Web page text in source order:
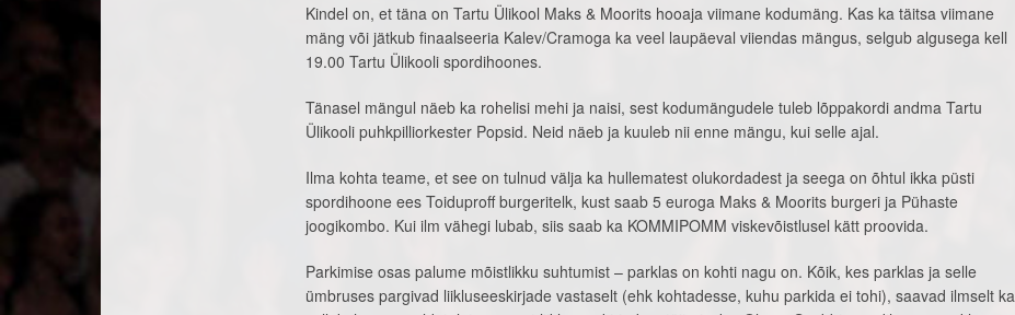
Kindel on, et täna on Tartu Ülikool Maks & Moorits hooaja viimane kodumäng. Kas ka täitsa viimane
mäng või jätkub finaalseeria Kalev/Cramoga ka veel laupäeval viiendas mängus, selgub algusega kell
19.00 Tartu Ülikooli spordihoones.
Tänasel mängul näeb ka rohelisi mehi ja naisi, sest kodumängudele tuleb lõppakordi andma Tartu
Ülikooli puhkpilliorkester Popsid. Neid näeb ja kuuleb nii enne mängu, kui selle ajal.
Ilma kohta teame, et see on tulnud välja ka hullematest olukordadest ja seega on õhtul ikka püsti
spordihoone ees Toiduproff burgeritelk, kust saab 5 euroga Maks & Moorits burgeri ja Pühaste
joogikombo. Kui ilm vähegi lubab, siis saab ka KOMMIPOMM viskevõistlusel kätt proovida.
Parkimise osas palume mõistlikku suhtumist – parklas on kohti nagu on. Kõik, kes parklas ja selle
ümbruses pargivad liikluseeskirjade vastaselt (ehk kohtadesse, kuhu parkida ei tohi), saavad ilmselt ka